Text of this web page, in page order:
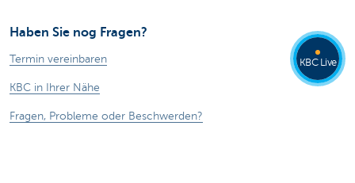
Haben Sie nog Fragen?
Termin vereinbaren
KBC in Ihrer Nähe
Fragen, Probleme oder Beschwerden?
KBC Live